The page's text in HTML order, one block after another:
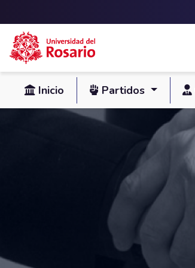
Pasar al contenido principal
Inicio Partidos